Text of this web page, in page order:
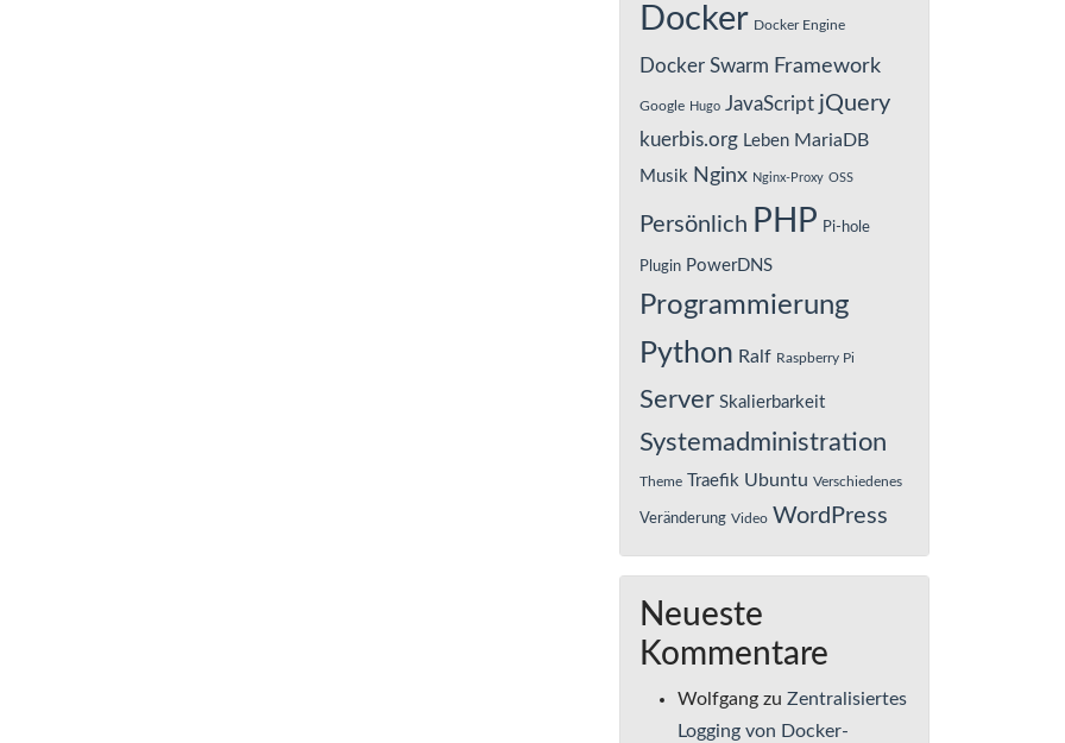
Docker Docker Engine
Docker Swarm Framework
Google Hugo JavaScript jQuery
kuerbis.org Leben MariaDB
Musik Nginx Nginx-Proxy OSS
Persönlich PHP Pi-hole
Plugin PowerDNS
Programmierung
Python Ralf Raspberry Pi
Server Skalierbarkeit
Systemadministration
Theme Traefik Ubuntu Verschiedenes
Veränderung Video WordPress
Neueste
Kommentare
Wolfgang zu Zentralisiertes
Logging von Docker-